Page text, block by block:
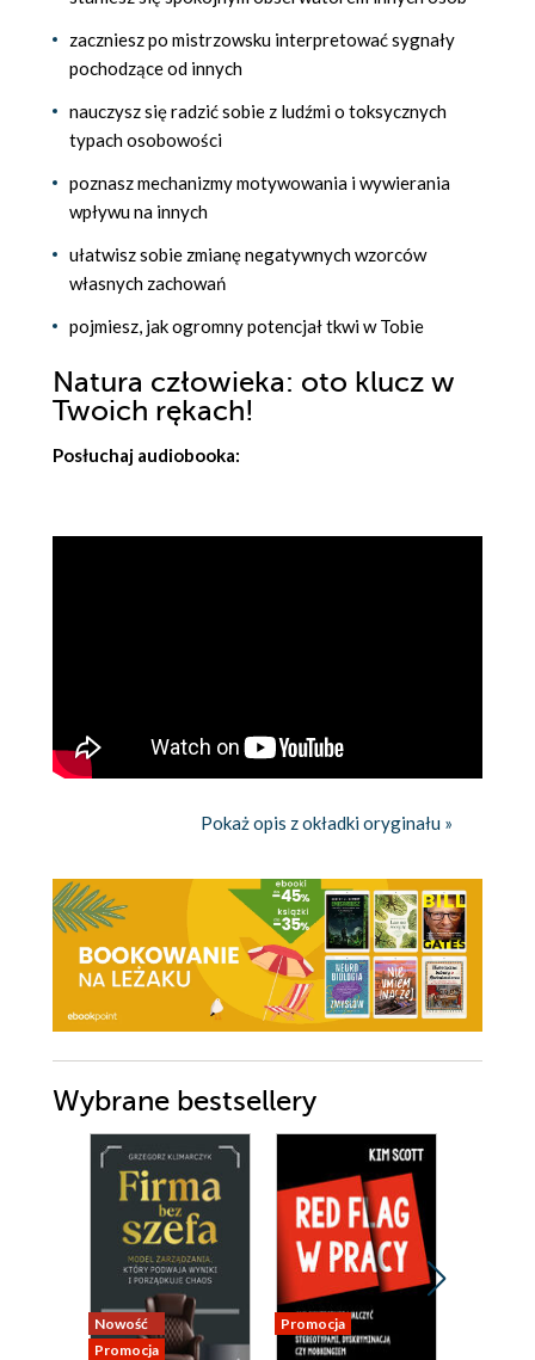
zaczniesz po mistrzowsku interpretować sygnały
pochodzące od innych
nauczysz się radzić sobie z ludźmi o toksycznych
typach osobowości
poznasz mechanizmy motywowania i wywierania
wpływu na innych
ułatwisz sobie zmianę negatywnych wzorców
własnych zachowań
pojmiesz, jak ogromny potencjał tkwi w Tobie
Natura człowieka: oto klucz w
Twoich rękach!
Posłuchaj audiobooka:
Pokaż opis z okładki oryginału »
Wybrane bestsellery
Nowość
Promocja
Promocja